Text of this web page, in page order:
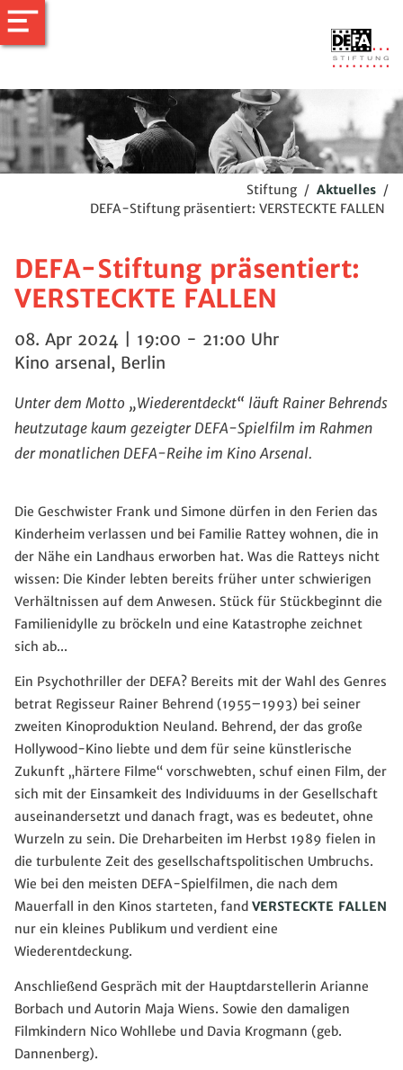
Stiftung / Aktuelles /
DEFA-Stiftung präsentiert: VERSTECKTE FALLEN
DEFA-Stiftung präsentiert:
VERSTECKTE FALLEN
08. Apr 2024 | 19:00 - 21:00 Uhr
Kino arsenal, Berlin
Unter dem Motto „Wiederentdeckt“ läuft Rainer Behrends
heutzutage kaum gezeigter DEFA-Spielfilm im Rahmen
der monatlichen DEFA-Reihe im Kino Arsenal.
Die Geschwister Frank und Simone dürfen in den Ferien das
Kinderheim verlassen und bei Familie Rattey wohnen, die in
der Nähe ein Landhaus erworben hat. Was die Ratteys nicht
wissen: Die Kinder lebten bereits früher unter schwierigen
Verhältnissen auf dem Anwesen. Stück für Stückbeginnt die
Familienidylle zu bröckeln und eine Katastrophe zeichnet
sich ab...
Ein Psychothriller der DEFA? Bereits mit der Wahl des Genres
betrat Regisseur Rainer Behrend (1955–1993) bei seiner
zweiten Kinoproduktion Neuland. Behrend, der das große
Hollywood-Kino liebte und dem für seine künstlerische
Zukunft „härtere Filme“ vorschwebten, schuf einen Film, der
sich mit der Einsamkeit des Individuums in der Gesellschaft
auseinandersetzt und danach fragt, was es bedeutet, ohne
Wurzeln zu sein. Die Dreharbeiten im Herbst 1989 fielen in
die turbulente Zeit des gesellschaftspolitischen Umbruchs.
Wie bei den meisten DEFA-Spielfilmen, die nach dem
Mauerfall in den Kinos starteten, fand VERSTECKTE FALLEN
nur ein kleines Publikum und verdient eine
Wiederentdeckung.
Anschließend Gespräch mit der Hauptdarstellerin Arianne
Borbach und Autorin Maja Wiens. Sowie den damaligen
Filmkindern Nico Wohllebe und Davia Krogmann (geb.
Dannenberg).